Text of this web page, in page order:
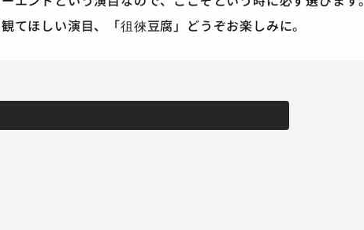
てほしい演目、「徂徠豆腐」どうぞお楽しみに。